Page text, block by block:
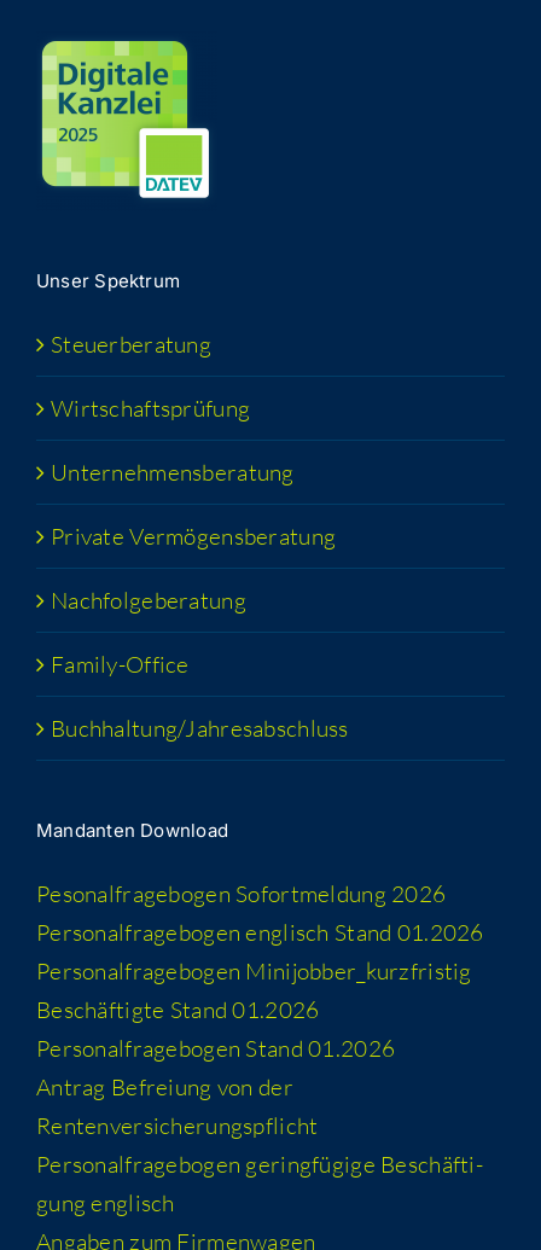
Unser Spek­trum
Steu­er­be­ra­tung
Wirt­schafts­prü­fung
Unter­neh­mens­be­ra­tung
Pri­va­te Vermögensberatung
Nach­fol­ge­be­ra­tung
Fami­­ly-Office
Buchhaltung/​​Jahresabschluss
Man­dan­ten Download
Peso­nal­fra­ge­bo­gen Sofort­mel­dung 2026
Per­so­nal­fra­ge­bo­gen eng­lisch Stand 01.2026
Per­so­nal­fra­ge­bo­gen Minijobber_​kurzfristig
Beschäf­tig­te Stand 01.2026
Per­so­nal­fra­ge­bo­gen Stand 01.2026
Antrag Befrei­ung von der
Rentenversicherungspflicht
Per­so­nal­fra­ge­bo­gen gering­fü­gi­ge Beschäf­ti­
gung englisch
Anga­ben zum Firmenwagen